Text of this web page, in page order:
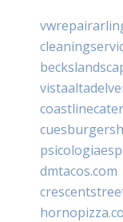
dmtacos.com